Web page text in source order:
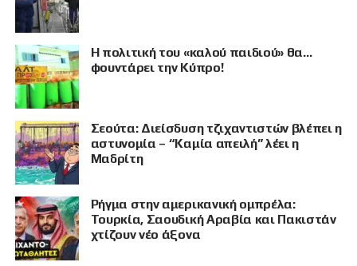
Η πολιτική του «καλού παιδιού» θα…
φουντάρει την Κύπρο!
Σεούτα: Διείσδυση τζιχαντιστών βλέπει η
αστυνομία – “Καμία απειλή” λέει η
Μαδρίτη
Ρήγμα στην αμερικανική ομπρέλα:
Τουρκία, Σαουδική Αραβία και Πακιστάν
χτίζουν νέο άξονα